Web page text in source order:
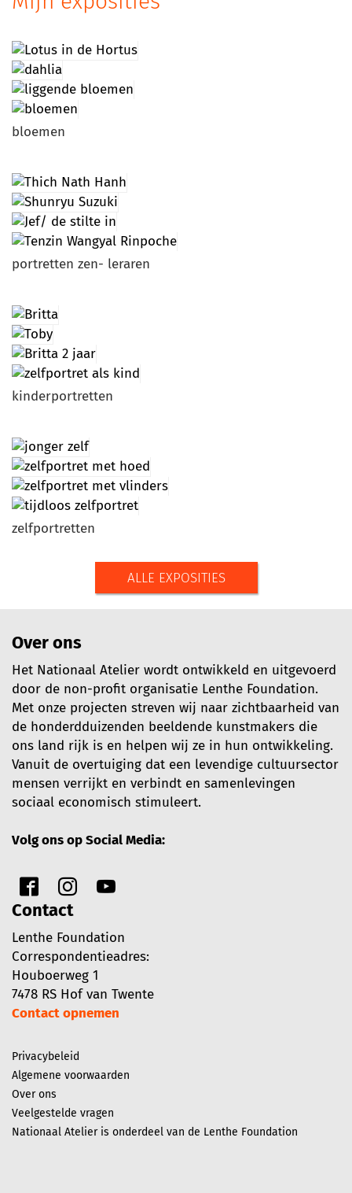
bloemen
portretten zen- leraren
kinderportretten
zelfportretten
ALLE EXPOSITIES
Over ons
Het Nationaal Atelier wordt ontwikkeld en uitgevoerd
door de non-profit organisatie Lenthe Foundation.
Met onze projecten streven wij naar zichtbaarheid van
de honderdduizenden beeldende kunstmakers die
ons land rijk is en helpen wij ze in hun ontwikkeling.
Vanuit de overtuiging dat een levendige cultuursector
mensen verrijkt en verbindt en samenlevingen
sociaal economisch stimuleert.
Volg ons op Social Media:
Contact
Lenthe Foundation
Correspondentieadres:
Houboerweg 1
7478 RS Hof van Twente
Contact opnemen
Privacybeleid
Algemene voorwaarden
Over ons
Veelgestelde vragen
Nationaal Atelier is onderdeel van de Lenthe Foundation